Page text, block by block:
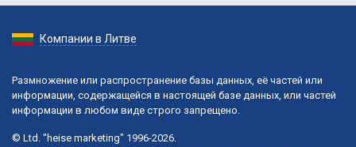
рубашек, производство галстуков, шитьё, печать на
изготовление нижнего
белья, нижнем белье, поло, сувениры, подарки,
Компании в Литве
Размножение или распространение базы данных, её частей или
информации, содержащейся в настоящей базе данных, или частей
информации в любом виде строго запрещено.
© Ltd. "heise marketing" 1996-2026.